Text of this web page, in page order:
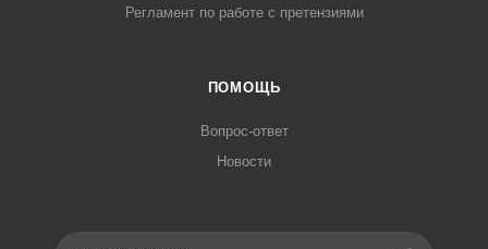
Регламент по работе с претензиями
ПОМОЩЬ
Вопрос-ответ
Новости